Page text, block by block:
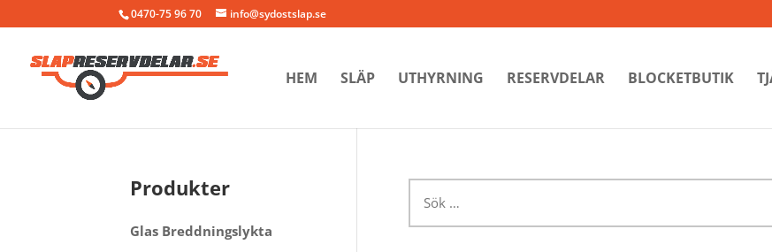
0470-75 96 70 info@sydostslap.se
HEM SLÄP UTHYRNING RESERVDELAR BLOCKETBUTIK
efter:
Produkter
Glas Breddningslykta